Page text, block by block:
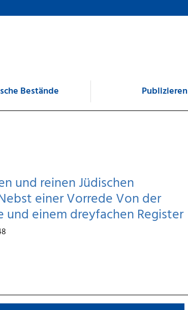
Bestände Publizieren
und reinen Jüdischen
einer Vorrede Von der
einem dreyfachen Register